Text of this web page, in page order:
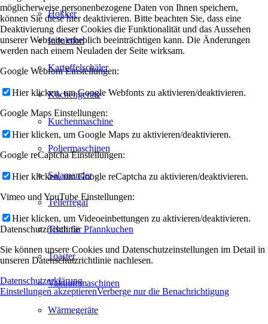
Hokker
Induktion
Kartoffelschäler
Küchengeräte
Kuchenmaschine
Poliermaschinen
Salamander
Tellerregal
Tisch für Pfannkuchen
Toaster
Vakuummaschinen
Wärmegeräte
möglicherweise personenbezogene Daten von Ihnen speichern,
können Sie diese hier deaktivieren. Bitte beachten Sie, dass eine
Deaktivierung dieser Cookies die Funktionalität und das Aussehen
unserer Webseite erheblich beeinträchtigen kann. Die Änderungen
werden nach einem Neuladen der Seite wirksam.
Google Webfont Einstellungen:
Hier klicken, um Google Webfonts zu aktivieren/deaktivieren.
Google Maps Einstellungen:
Hier klicken, um Google Maps zu aktivieren/deaktivieren.
Google reCaptcha Einstellungen:
Hier klicken, um Google reCaptcha zu aktivieren/deaktivieren.
Vimeo und YouTube Einstellungen:
Hier klicken, um Videoeinbettungen zu aktivieren/deaktivieren.
Datenschutzrichtlinie
Sie können unsere Cookies und Datenschutzeinstellungen im Detail in
unseren Datenschutzrichtlinie nachlesen.
Datenschutzerklärung
Einstellungen akzeptierenVerberge nur die Benachrichtigung